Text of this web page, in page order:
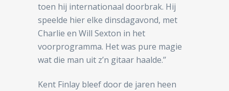
toen hij internationaal doorbrak. Hij
speelde hier elke dinsdagavond, met
Charlie en Will Sexton in het
voorprogramma. Het was pure magie
wat die man uit z’n gitaar haalde.’’
Kent Finlay bleef door de jaren heen